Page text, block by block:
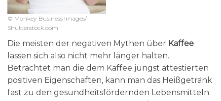
© Monkey Business Images/
Shutterstock.com
Die meisten der negativen Mythen über Kaffee
lassen sich also nicht mehr länger halten.
Betrachtet man die dem Kaffee jüngst attestierten
positiven Eigenschaften, kann man das Heißgetränk
fast zu den gesundheitsfördernden Lebensmitteln